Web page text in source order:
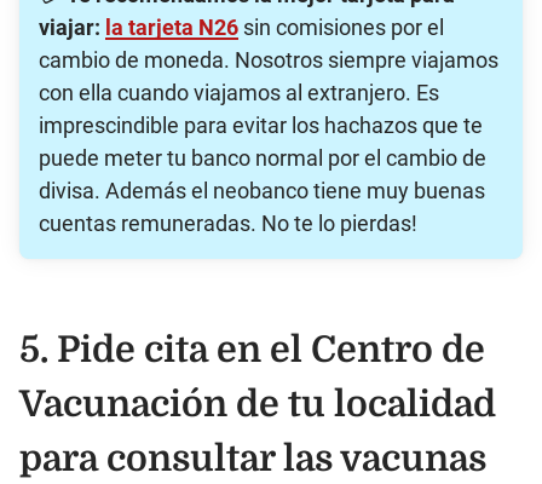
viajar: la tarjeta N26 sin comisiones por el
cambio de moneda. Nosotros siempre viajamos
con ella cuando viajamos al extranjero. Es
imprescindible para evitar los hachazos que te
puede meter tu banco normal por el cambio de
divisa. Además el neobanco tiene muy buenas
cuentas remuneradas. No te lo pierdas!
5. Pide cita en el Centro de
Vacunación de tu localidad
para consultar las vacunas